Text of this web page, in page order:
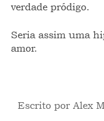
verdade pródigo.
Seria assim uma
amor.
Escrito por Alex